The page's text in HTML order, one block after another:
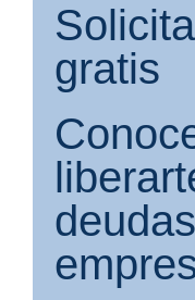
gratis